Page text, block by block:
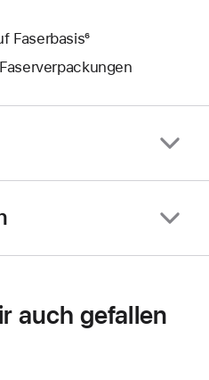
Faserbasis⁶
auch gefallen